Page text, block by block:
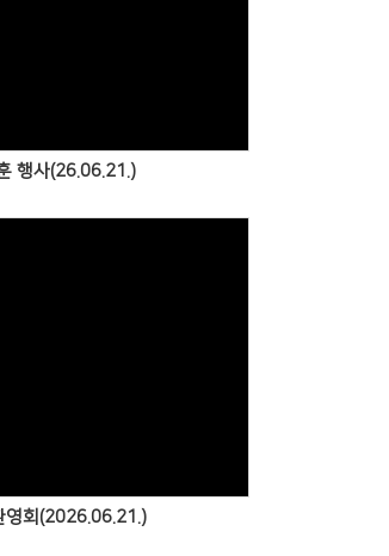
행사(26.06.21.)
영회(2026.06.21.)